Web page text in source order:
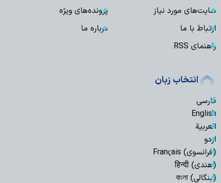
سایت‌های مورد نیاز
پرونده‌های ویژه
ارتباط با ما
درباره ما
راهنمای RSS
انتخاب زبان
فارسی
English
العربیة
اردو
(فرانسوی) Français
(هندی) हिन्दी
(بنگالی) বাংলা